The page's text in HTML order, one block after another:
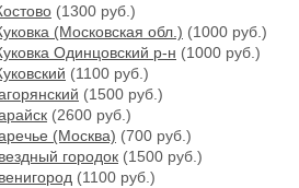
(1300 руб.)
(Московская обл.) (1000 руб.)
Одинцовский р-н (1000 руб.)
(1100 руб.)
(1500 руб.)
(2600 руб.)
(Москва) (700 руб.)
городок (1500 руб.)
(1100 руб.)